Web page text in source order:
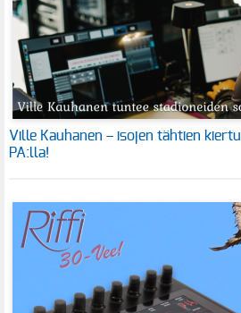
Ville Kauhanen – isojen tähtien
PA:lla!